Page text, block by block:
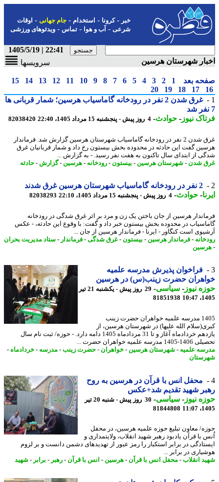
-کرونا-استخدام- جام جهانی-اوقات
شرعی-آب و هوا-تماس-ویدئوهای ورزشی
22:41 | 1405/5/19
شهرستان هرسین
سرویسها
بعد 1
2
3
4
5
6
7
8
9
10
11
12
13
14
15
17
18
19
20
غرق شدن 2 نفر در رودخانه گاماسیاب هرسین؛ شمار قربانی ها
نیوز-حوادث -4 روز پیش - پنجشنبه 15 مرداد 1405، 22:40 82038420
غرق شدن 2 نفر در رودخانه گاماسیاب شهرستان هرسین گزارش شد. فرماندار
گفت این حادثه در محدوده بخش بیستون رخ داد و شمار قربانیان غرق
از ابتدای سال تاکنون به هفت نفر رسید. - به گزارش ...
شدن-شهرستان هرسین-بیستون-رودخانه-هرسین-گزارش -حادثه
2 نفر در رودخانه گاماسیاب شهرستان هرسین غرق شدند
-حوادث -4 روز پیش - پنجشنبه 15 مرداد 1405، 22:10 82038293
هرسین از جان باختن یک زن و مرد بر اثر غرق شدگی در رودخانه
در محدوده بخش بیستون خبر داد و گفت: با وقوع این حادثه، - عکس
است کنگاور - ایرنا - فرماندار هرسین از جان ...
-فرماندار هرسین-بیستون-غرق شدگی-فرماندار-ستاد مدیریت بحران
فراخوان پذیرش مدرسه علمیه
حضرت زینب(س) در هرسین
نیوز-سیاسی-
29 روز پیش - یکشنبه 21 تیر
81851938
1405 مدرسه علمیه خواهران حضرت زینب
الله علیها) در شهرستان هرسین، از
یازدهم خردادماه آغاز و تا 31 مردادماه 1405 دامه دارد. - حوزه/ ثبت نام سال
علمیه خواهران حضرت ...
علمیه-شهرستان هرسین-خواهران- حضرت زینب -مدرسه-خردادماه -
محفل انس با قرآن در هرسین به روح
شهید تقدیم شد+عکس
نیوز-سیاسی-
30 روز پیش - شنبه 20 تیر
81844808
معاون تبلیغ حوزه علمیه هرسین، در محفل
با قرآن یادبود رهبر شهید انقلاب، ولایتمداری و
در برابر استکبار را رمز عبور از تهدیدهای دشمن دانست و بر لزوم
در برابر ...
انقلاب-محفل انس با قرآن- هرسین-انس با قرآن- رهبر -برابر- شهید